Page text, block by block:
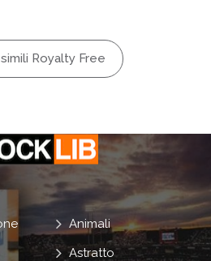
Royalty Free
Animali
Astratto